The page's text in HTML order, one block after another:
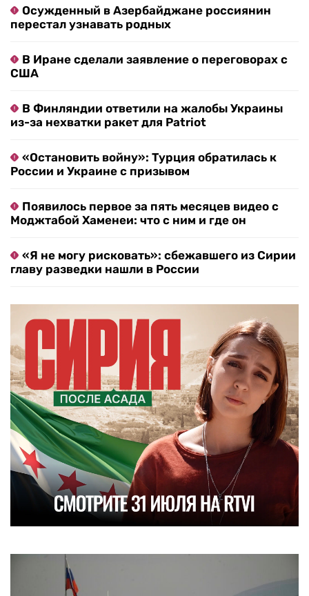
Осужденный в Азербайджане россиянин
перестал узнавать родных
В Иране сделали заявление о переговорах с
США
В Финляндии ответили на жалобы Украины
из-за нехватки ракет для Patriot
«Остановить войну»: Турция обратилась к
России и Украине с призывом
Появилось первое за пять месяцев видео с
Моджтабой Хаменеи: что с ним и где он
«Я не могу рисковать»: сбежавшего из Сирии
главу разведки нашли в России